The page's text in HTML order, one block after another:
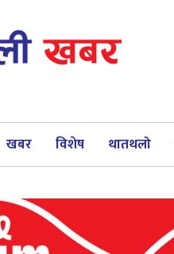
खबर विशेष थातथलो